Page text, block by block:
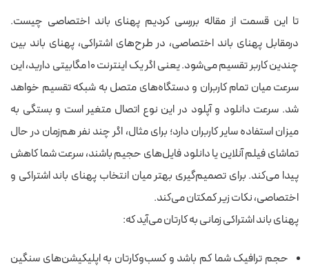
تا این قسمت از مقاله بررسی کردیم پهنای باند اختصاصی چیست.
درمقابل پهنای باند اختصاصی، در طرح‌های اشتراکی، پهنای باند بین
چندین کاربر تقسیم می‌شود. یعنی اگر یک اینترنت ۱۰ مگابیتی دارید، این
سرعت میان تمام کاربران و دستگاه‌های متصل به شبکه تقسیم خواهد
شد. سرعت دانلود و آپلود در این نوع اتصال متغیر است و بستگی به
میزان استفاده سایر کاربران دارد؛ برای مثال، اگر چند نفر هم‌زمان در حال
تماشای فیلم آنلاین یا دانلود فایل‌های حجیم باشند، سرعت شما کاهش
پیدا می‌کند. برای تصمیم‌گیری بهتر میان انتخاب پهنای باند اشتراکی و
اختصاصی، نکات زیر کمکتان می‌کند.
پهنای باند اشتراکی زمانی به‌ کارتان می‌آید که:
حجم ترافیک شما کم باشد و کسب‌وکارتان به اپلیکیشن‌های سنگین